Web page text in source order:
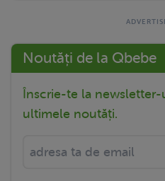
Noutăți de la Qbebe
Înscrie-te la
ultimele noutăți.